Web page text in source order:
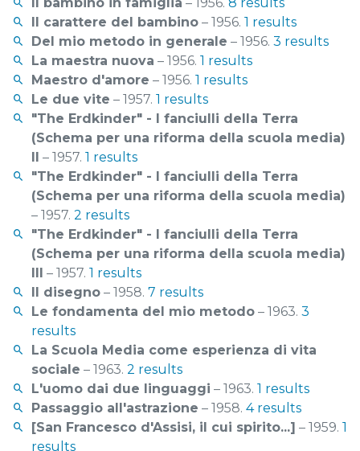
Il carattere del bambino – 1956. 1 results
Del mio metodo in generale – 1956. 3 results
La maestra nuova – 1956. 1 results
Maestro d'amore – 1956. 1 results
Le due vite – 1957. 1 results
"The Erdkinder" - I fanciulli della Terra
(Schema per una riforma della scuola media)
II – 1957. 1 results
"The Erdkinder" - I fanciulli della Terra
(Schema per una riforma della scuola media)
– 1957. 2 results
"The Erdkinder" - I fanciulli della Terra
(Schema per una riforma della scuola media)
III – 1957. 1 results
Il disegno – 1958. 7 results
Le fondamenta del mio metodo – 1963. 3
results
La Scuola Media come esperienza di vita
sociale – 1963. 2 results
L'uomo dai due linguaggi – 1963. 1 results
Passaggio all'astrazione – 1958. 4 results
[San Francesco d'Assisi, il cui spirito...] – 1959. 1
results